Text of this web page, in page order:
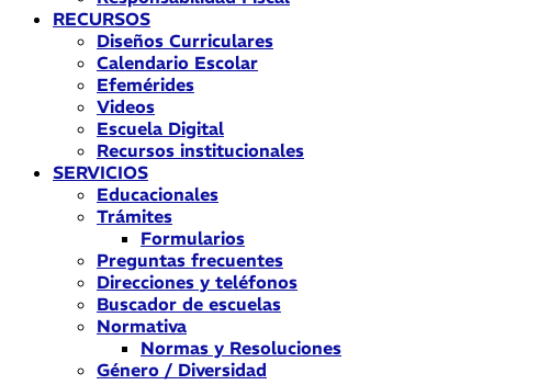
RECURSOS
Diseños Curriculares
Calendario Escolar
Efemérides
Videos
Escuela Digital
Recursos institucionales
SERVICIOS
Educacionales
Trámites
Formularios
Preguntas frecuentes
Direcciones y teléfonos
Buscador de escuelas
Normativa
Normas y Resoluciones
Género / Diversidad